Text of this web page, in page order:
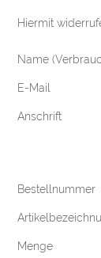
Hiermit
Name
E-Mail
Anschrift
Bestellnummer
Menge